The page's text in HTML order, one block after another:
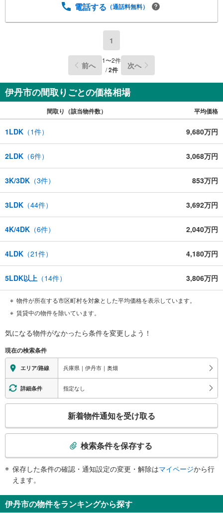
電話する （通話料無料）
1
前へ 1〜2件
/2件 次へ
伊丹市の間取りごとの価格相場
間取り（該当物件数） 平均価格
1LDK （1件） 9,680万円
2LDK （6件） 3,068万円
3K/3DK （3件） 853万円
3LDK （44件） 3,692万円
4K/4DK （6件） 2,040万円
4LDK （21件） 4,180万円
5LDK以上 （14件） 3,806万円
物件が所在する市区町村を対象とした平均価格を表示しています。
賃貸中の物件を除いています。
気になる物件がなかったら条件を変更しよう！
現在の検索条件
エリア/路線 兵庫県｜伊丹市｜奥畑
詳細条件 指定なし
検
知
を
新着物件通知を受け取る
検索条件を保存する
保存した条件の確認・通知設定の変更・解除はマイページから行
えます。
伊丹市の物件をランキングから探す